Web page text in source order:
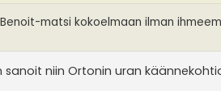
matsi kokoelmaan ilman
niin Ortonin uran